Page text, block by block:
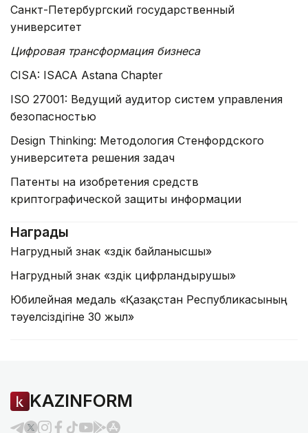
Санкт-Петербургский государственный
университет
Цифровая трансформация бизнеса
CISA: ISACA Astana Chapter
ISO 27001: Ведущий аудитор систем управления
безопасностью
Design Thinking: Методология Стенфордского
университета решения задач
Патенты на изобретения средств
криптографической защиты информации
Награды
Нагрудный знак «Үздік байланысшы»
Нагрудный знак «Үздік цифрландырушы»
Юбилейная медаль «Қазақстан Республикасының
тәуелсіздігіне 30 жыл»
KAZINFORM